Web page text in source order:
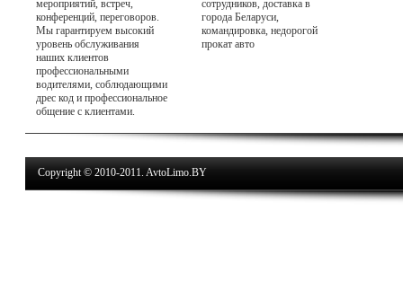
мероприятий, встреч,
конференций, переговоров.
Мы гарантируем высокий
уровень обслуживания
наших клиентов
профессиональными
водителями, соблюдающими
дрес код и профессиональное
общение с клиентами.
сотрудников, доставка в
города Беларуси,
командировка, недорогой
прокат авто
Copyright © 2010-2011. AvtoLimo.BY